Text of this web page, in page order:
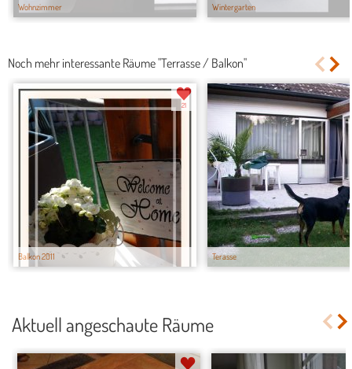
Wohnzimmer Wintergarten
Noch mehr interessante Räume "Terrasse / Balkon"
Balkon 2011
21
Terasse
Aktuell angeschaute Räume